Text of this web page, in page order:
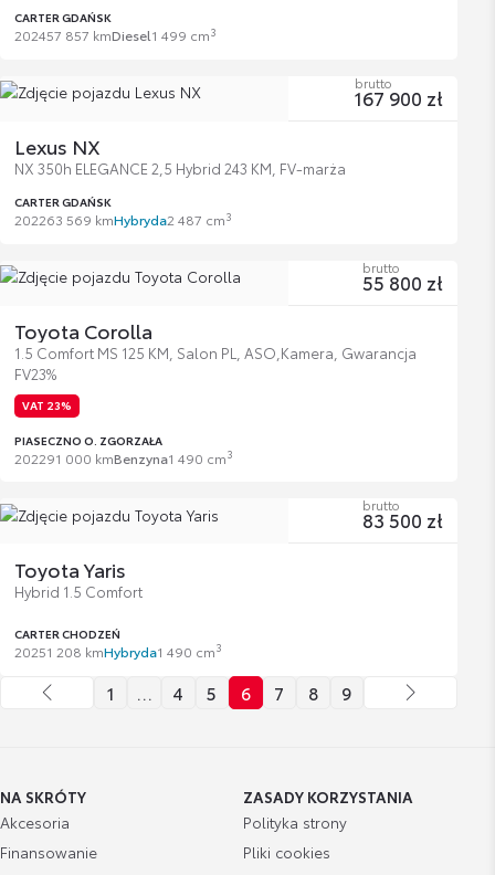
CARTER GDAŃSK
202457 857 kmDiesel1 499 cm3
Lexus NX
NX 350h ELEGANCE 2,5 Hybrid 243 KM, FV-marża
CARTER GDAŃSK
202263 569 kmHybryda2 487 cm3
brutto
167 900 zł
Toyota Corolla
1.5 Comfort MS 125 KM, Salon PL, ASO,Kamera, Gwarancja
FV23%
VAT 23%
PIASECZNO O. ZGORZAŁA
202291 000 kmBenzyna1 490 cm3
brutto
55 800 zł
Toyota Yaris
Hybrid 1.5 Comfort
CARTER CHODZEŃ
20251 208 kmHybryda1 490 cm3
brutto
83 500 zł
1 … 4 5 6 7 8 9
NA SKRÓTY
Akcesoria
Finansowanie
ZASADY KORZYSTANIA
Polityka strony
Pliki cookies